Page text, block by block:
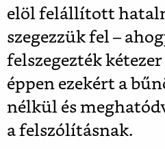
elöl felállított
szegezzük fel –
felszegezték
éppen ezekért a
nélkül és
a felszólításnak.